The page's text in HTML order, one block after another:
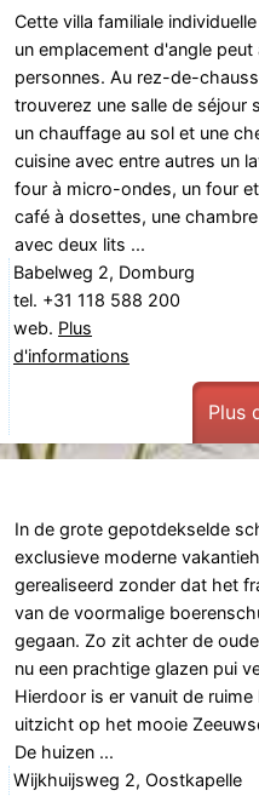
Cette villa familiale
un emplacement d'angle peut
personnes. Au rez-de-
trouverez une salle de séjour
un chauffage au sol et une
cuisine avec entre autres un
four à micro-ondes, un four
café à dosettes, une
avec deux lits ...
Babelweg 2, Domburg
tel. +31 118 588 200
web. Plus
d'informations
Plus
In de grote gepotdekselde
exclusieve moderne
gerealiseerd zonder dat het
van de voormalige
gegaan. Zo zit achter de
nu een prachtige glazen pui
Hierdoor is er vanuit de ruime
uitzicht op het mooie
De huizen ...
Wijkhuijsweg 2, Oostkapelle